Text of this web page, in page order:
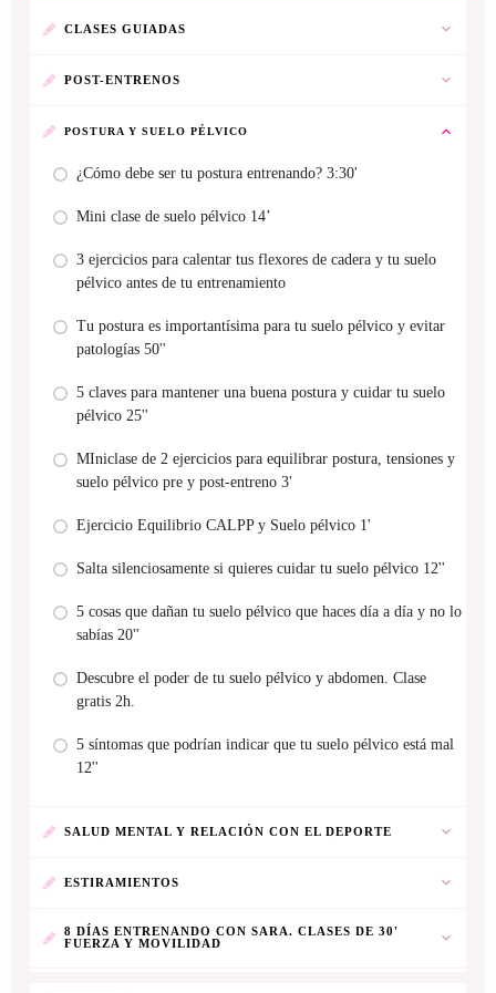
CLASES GUIADAS
POST-ENTRENOS
POSTURA Y SUELO PÉLVICO
¿Cómo debe ser tu postura entrenando? 3:30'
Mini clase de suelo pélvico 14’
3 ejercicios para calentar tus flexores de cadera y tu suelo
pélvico antes de tu entrenamiento
Tu postura es importantísima para tu suelo pélvico y evitar
patologías 50''
5 claves para mantener una buena postura y cuidar tu suelo
pélvico 25''
MIniclase de 2 ejercicios para equilibrar postura, tensiones y
suelo pélvico pre y post-entreno 3'
Ejercicio Equilibrio CALPP y Suelo pélvico 1'
Salta silenciosamente si quieres cuidar tu suelo pélvico 12''
5 cosas que dañan tu suelo pélvico que haces día a día y no lo
sabías 20''
Descubre el poder de tu suelo pélvico y abdomen. Clase
gratis 2h.
5 síntomas que podrían indicar que tu suelo pélvico está mal
12''
SALUD MENTAL Y RELACIÓN CON EL DEPORTE
ESTIRAMIENTOS
8 DÍAS ENTRENANDO CON SARA. CLASES DE 30'
FUERZA Y MOVILIDAD